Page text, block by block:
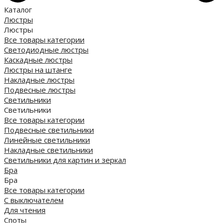
Каталог
Люстры
Люстры
Все товары категории
Светодиодные люстры
Каскадные люстры
Люстры на штанге
Накладные люстры
Подвесные люстры
Светильники
Светильники
Все товары категории
Подвесные светильники
Линейные светильники
Накладные светильники
Светильники для картин и зеркал
Бра
Бра
Все товары категории
С выключателем
Для чтения
Споты